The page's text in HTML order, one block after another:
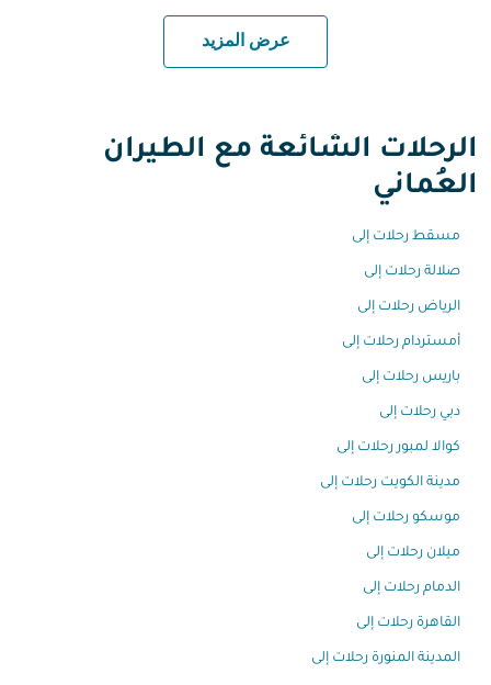
عرض المزيد
الرحلات الشائعة مع الطيران
العُماني
مسقط رحلات إلى
صلالة رحلات إلى
الرياض رحلات إلى
أمستردام رحلات إلى
باريس رحلات إلى
دبي رحلات إلى
كوالا لمبور رحلات إلى
مدينة الكويت رحلات إلى
موسكو رحلات إلى
ميلان رحلات إلى
الدمام رحلات إلى
القاهرة رحلات إلى
المدينة المنورة رحلات إلى